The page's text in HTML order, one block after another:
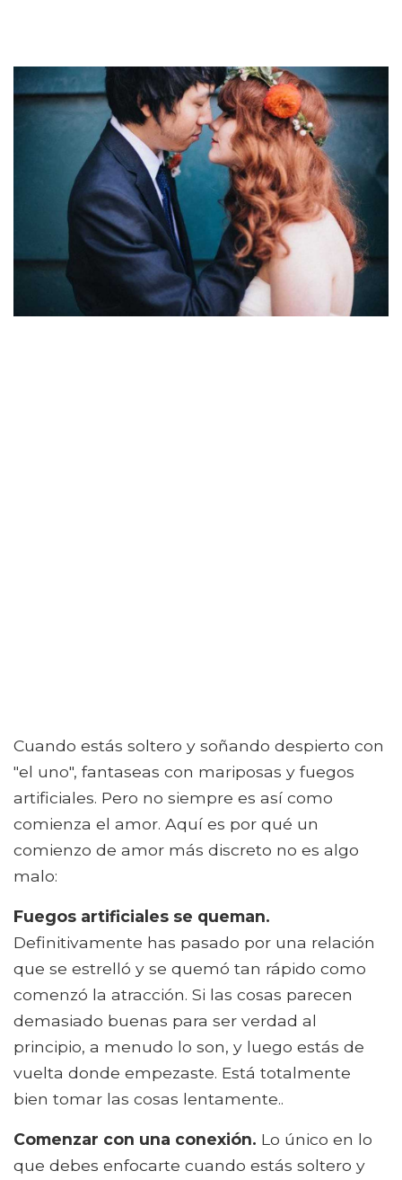
Cuando estás soltero y soñando despierto con
"el uno", fantaseas con mariposas y fuegos
artificiales. Pero no siempre es así como
comienza el amor. Aquí es por qué un
comienzo de amor más discreto no es algo
malo:
Fuegos artificiales se queman.
Definitivamente has pasado por una relación
que se estrelló y se quemó tan rápido como
comenzó la atracción. Si las cosas parecen
demasiado buenas para ser verdad al
principio, a menudo lo son, y luego estás de
vuelta donde empezaste. Está totalmente
bien tomar las cosas lentamente..
Comenzar con una conexión. Lo único en lo
que debes enfocarte cuando estás soltero y